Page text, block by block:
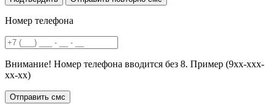
Номер телефона
Внимание! Номер телефона вводится без 8. Пример (9хх-ххх-
хх-хх)